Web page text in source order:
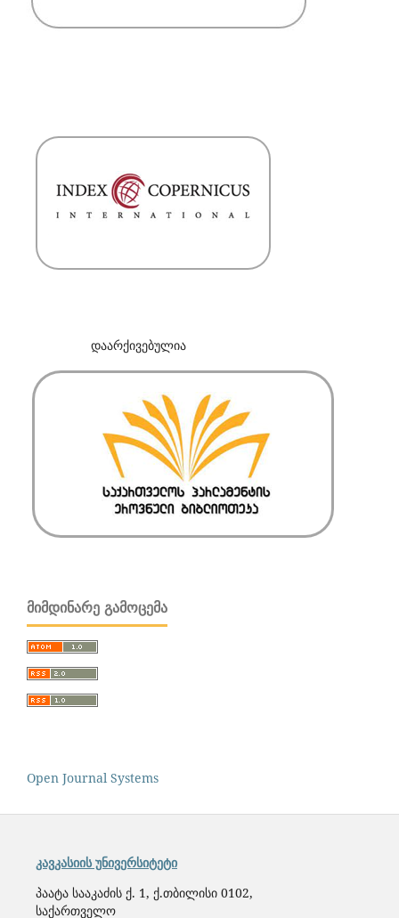
დაარქივებულია
ᲛᲘᲛᲓᲘᲜᲐᲠᲔ ᲒᲐᲛᲝᲪᲔᲛᲐ
Open Journal Systems
კავკასიის უნივერსიტეტი
პაატა სააკაძის ქ. 1, ქ.თბილისი 0102,
საქართველო